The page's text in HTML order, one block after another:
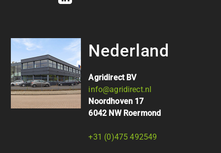
Nederland
Agridirect BV
info@agridirect.nl
Noordhoven 17
6042 NW Roermond
+31 (0)475 492549